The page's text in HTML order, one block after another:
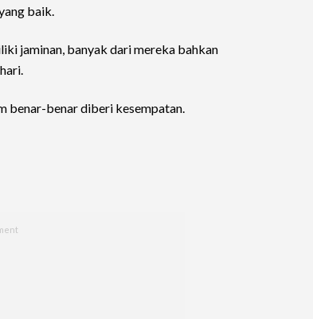
baik.
jaminan, banyak dari mereka bahkan
benar-benar diberi kesempatan.